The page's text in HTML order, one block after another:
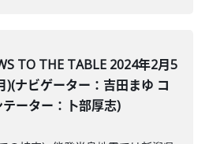
TO THE TABLE 2024年2月5
)(ナビゲーター：吉田まゆ コ
テーター：卜部厚志)